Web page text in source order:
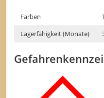
Farben
Lagerfähigkeit (Monate)